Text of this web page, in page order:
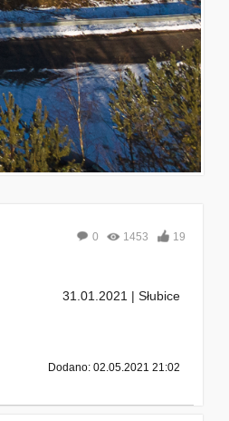
0 1453 19
31.01.2021 | Słubice
Dodano: 02.05.2021 21:02